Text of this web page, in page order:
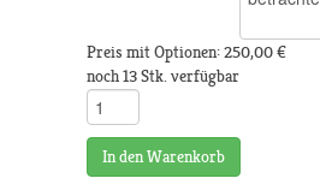
Preis mit Optionen: 250,00 €
noch 13 Stk. verfügbar
In den Warenkorb